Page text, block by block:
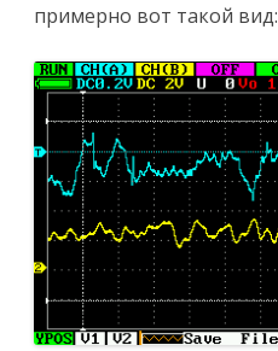
примерно вот такой вид: